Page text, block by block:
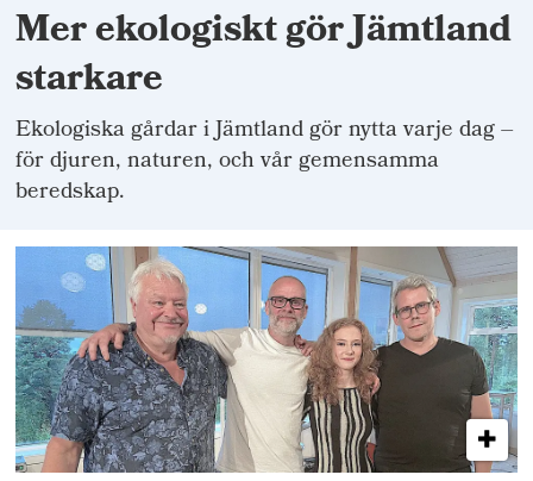
Mer ekologiskt gör Jämtland
starkare
Ekologiska gårdar i Jämtland gör nytta varje dag –
för djuren, naturen, och vår gemensamma
beredskap.